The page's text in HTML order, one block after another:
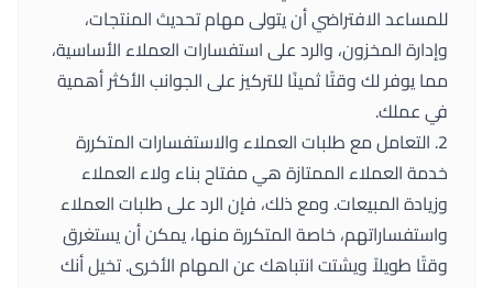
للمساعد الافتراضي أن يتولى مهام تحديث المنتجات،
وإدارة المخزون، والرد على استفسارات العملاء الأساسية،
مما يوفر لك وقتًا ثمينًا للتركيز على الجوانب الأكثر أهمية
في عملك.
2. التعامل مع طلبات العملاء والاستفسارات المتكررة
خدمة العملاء الممتازة هي مفتاح بناء ولاء العملاء
وزيادة المبيعات. ومع ذلك، فإن الرد على طلبات العملاء
واستفساراتهم، خاصة المتكررة منها، يمكن أن يستغرق
وقتًا طويلاً ويشتت انتباهك عن المهام الأخرى. تخيل أنك